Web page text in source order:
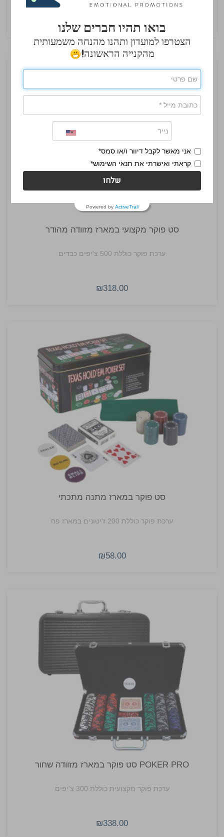
סט פוקר מקצועי במארז מזוודה מהודר
ערכת פוקר כוללת 500 צ'יפים כבדים
₪318.00
סט פוקר במארז מתנה מתכתי
ערכת פוקר כוללת 200 ז'יטונים במארז פח
₪58.00
POKER PRO סט פוקר במארז מזוודה שחור
ערכת פוקר מקצועית כוללת 300 צ'יפים
₪338.00
בואו תהיו חברים שלנו
הצטרפו למועדון ותהנו מהנחה משמעותית
מהקנייה הראשונה!
אני מאשר לקבל דיוור ו/או סמס*
קראתי ואישרתי את תנאי השימוש*
שלחו
Powered by ActiveTrail